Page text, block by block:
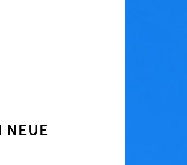
NEUE